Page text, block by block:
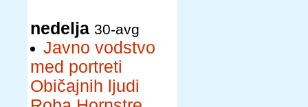
nedelja 30-avg
Javno vodstvo
med portreti
Običajnih ljudi